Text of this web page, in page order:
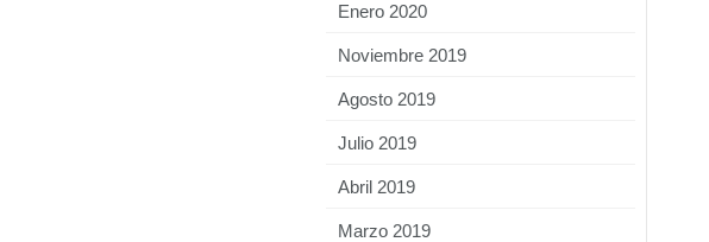
Enero 2020
Noviembre 2019
Agosto 2019
Julio 2019
Abril 2019
Marzo 2019